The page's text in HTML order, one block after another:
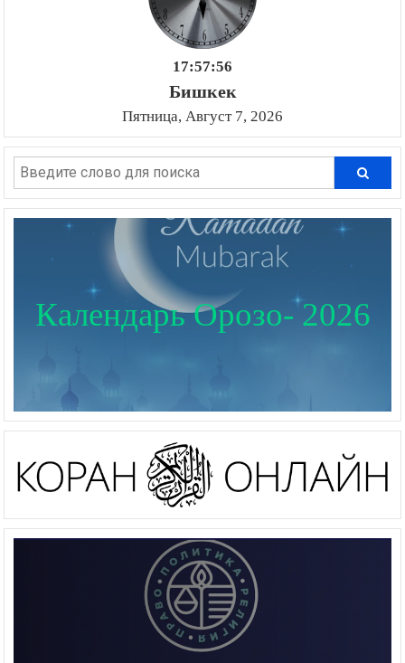
17:57:57
Бишкек
Пятница, Август 7, 2026
Календарь Орозо- 2026